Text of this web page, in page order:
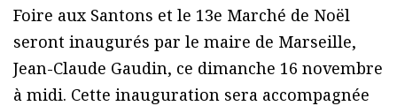
Foire aux Santons et le 13e Marché de Noël
seront inaugurés par le maire de Marseille,
Jean-Claude Gaudin, ce dimanche 16 novembre
à midi. Cette inauguration sera accompagnée